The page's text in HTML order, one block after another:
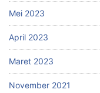
Mei 2023
April 2023
Maret 2023
November 2021